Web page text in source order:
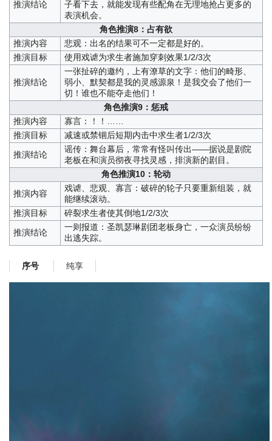
推演结论
子看下去，就能发现有些配角在无理地抢占更多的
表演机会。
角色推演8：占有欲
推演内容
悲观：出名的结果可不一定都是好的。
推演目标
使用戏谑为求生者施加穿刺效果1/2/3次
推演结论
一张扯碎的邀约，上有潦草的文字：他们的畸形、
弱小、默契都是我的灵感源泉！是我交会了他们一
切！谁也不能夺走他们！
角色推演9：惩戒
推演内容
寡言：！！……
推演目标
减速或禁锢后短期内击中求生者1/2/3次
推演结论
谣传：舞台幕后，常常有怪叫传出——据说是剧院
老板在和演员彻夜寻找灵感，排演新的剧目。
角色推演10：轮动
推演内容
戏谑、悲观、寡言：破碎的轮子只要重新组装，就
能继续滚动。
推演目标
碎裂求生者使其倒地1/2/3次
推演结论
一则报道：圣凯瑟琳剧团老板身亡，一众演员纷纷
出逃失踪。
序号 纯享